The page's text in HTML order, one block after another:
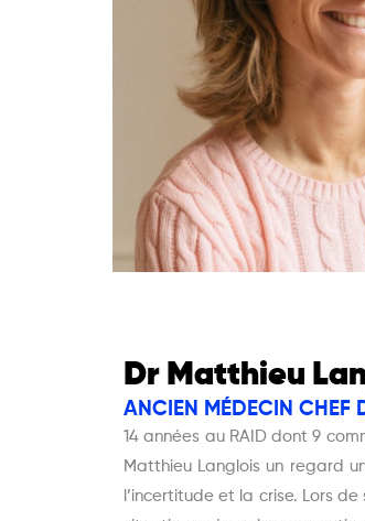
Dr Matthieu
ANCIEN MÉDECIN CHEF
14 années au RAID dont 9
Matthieu Langlois un regard
l’incertitude et la crise. Lors